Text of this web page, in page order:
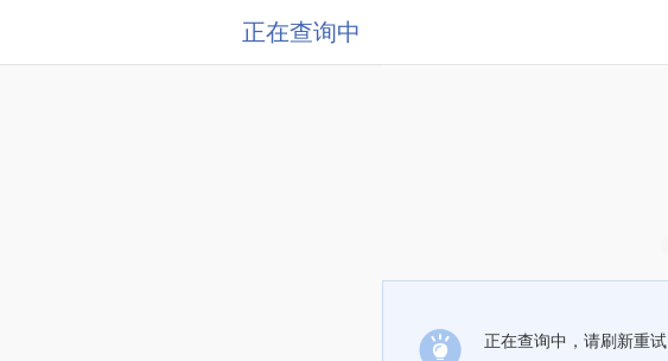
正在查询中
正在查询中，请刷新重试